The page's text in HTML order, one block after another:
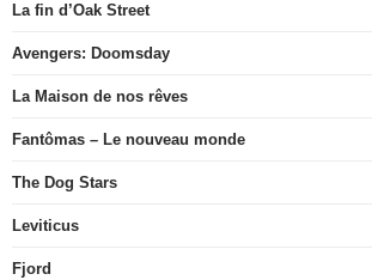
La fin d’Oak Street
Avengers: Doomsday
La Maison de nos rêves
Fantômas – Le nouveau monde
The Dog Stars
Leviticus
Fjord